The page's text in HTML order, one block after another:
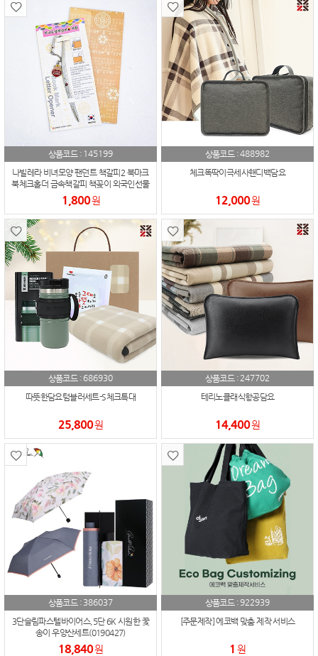
상품코드 : 145199
나빌레라 비녀모양 팬던트 책갈피2 북마크
북체크홀더 금속책갈피 책꽂이 외국인선물
기념품
1,800원
상품코드 :488982
체크똑딱이극세사핸디백담요
12,000원
상품코드 : 686930
따뜻한담요텀블러세트-S체크특대
25,800원
상품코드 :247702
테리노클래식항공담요
14,400원
상품코드 : 386037
3단슬림파스텔바이어스,5단 6K 시원한 꽃
송이 우양산세트(0190427)
18,840원
상품코드 :922939
[주문제작] 에코백 맞춤 제작 서비스
1 원